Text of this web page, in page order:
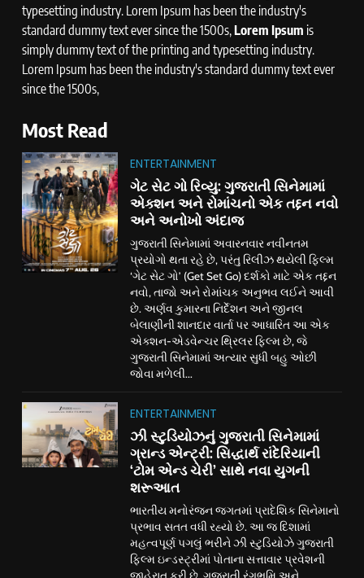
typesetting industry. Lorem Ipsum has been the industry's
standard dummy text ever since the 1500s,Lorem Ipsum is
simply dummy text of the printing and typesetting industry.
Lorem Ipsum has been the industry's standard dummy text ever
since the 1500s,
Most Read
ENTERTAINMENT
ગેટ સેટ ગો રિવ્યુ: ગુજરાતી સિનેમામાં
એક્શન અને રોમાંચનો એક તદ્દન નવો
અને અનોખો અંદાજ
ગુજરાતી સિનેમામાં અવારનવાર નવીનતમ
પ્રયોગો થતા રહે છે, પરંતુ રિલીઝ થયેલી ફિલ્મ
‘ગેટ સેટ ગો’ (Get Set Go) દર્શકો માટે એક તદ્દન
નવો, તાજો અને રોમાંચક અનુભવ લઈને આવી
છે. અર્ણવ કુમારના નિર્દેશન અને જીનલ
બેલાણીની શાનદાર વાર્તા પર આધારિત આ એક
એક્શન-એડવેન્ચર થ્રિલર ફિલ્મ છે, જે
ગુજરાતી સિનેમામાં અત્યાર સુધી બહુ ઓછી
જોવા મળેલી...
ENTERTAINMENT
ઝી સ્ટુડિયોઝનું ગુજરાતી સિનેમામાં
ગ્રાન્ડ એન્ટ્રી: સિદ્ધાર્થ રાંદેરિયાની
‘ટોમ એન્ડ ચેરી’ સાથે નવા યુગની
શરૂઆત
ભારતીય મનોરંજન જગતમાં પ્રાદેશિક સિનેમાનો
પ્રભાવ સતત વધી રહ્યો છે. આ જ દિશામાં
મહત્વપૂર્ણ પગલું ભરીને ઝી સ્ટુડિયોઝે ગુજરાતી
ફિલ્મ ઇન્ડસ્ટ્રીમાં પોતાના સત્તાવાર પ્રવેશની
જાહેરાત કરી છે. ગુજરાતી રંગભૂમિ અને